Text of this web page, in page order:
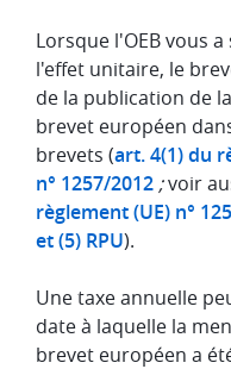
Lorsque l'OEB vous
l'effet unitaire, le
de la publication de
brevet européen
brevets (art. 4(1) du
n° 1257/2012 ;voir
règlement (UE) n°
et (5) RPU).
Une taxe annuelle
date à laquelle la
brevet européen a